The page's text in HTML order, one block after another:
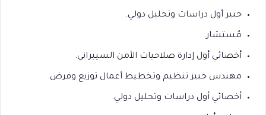
خبير أول دراسات وتحليل دولي.
مُستشار.
أخصائي أول إدارة صلاحيات الأمن السيبراني.
مهندس خبير تنظيم وتخطيط أعمال توزيع وفرض.
أخصائي أول دراسات وتحليل دولي.